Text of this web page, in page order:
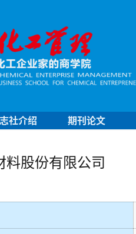
社介绍 期刊论文
料股份有限公司